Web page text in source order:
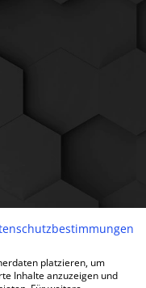
platzieren, um
Inhalte anzuzeigen und